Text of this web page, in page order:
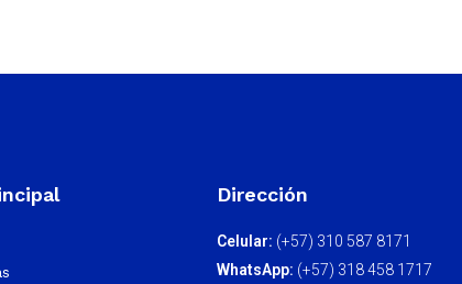
Dirección
Celular: (+57) 310 587 8171
WhatsApp: (+57) 318 458 1717